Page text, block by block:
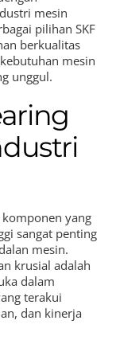
mesin
pilihan SKF
berkualitas
mesin
unggul.
komponen yang
sangat penting
mesin.
krusial adalah
dalam
terakui
dan kinerja